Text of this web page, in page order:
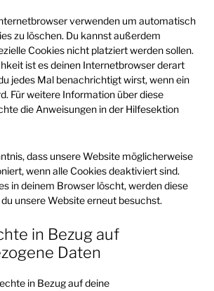
verwenden um automatisch
zu löschen. Du kannst außerdem
Cookies nicht platziert werden sollen.
ist es deinen Internetbrowser derart
jedes Mal benachrichtigt wirst, wenn ein
Für weitere Information über diese
die Anweisungen in der Hilfesektion
dass unsere Website möglicherweise
wenn alle Cookies deaktiviert sind.
in deinem Browser löscht, werden diese
unsere Website erneut besuchst.
in Bezug auf
Daten
in Bezug auf deine